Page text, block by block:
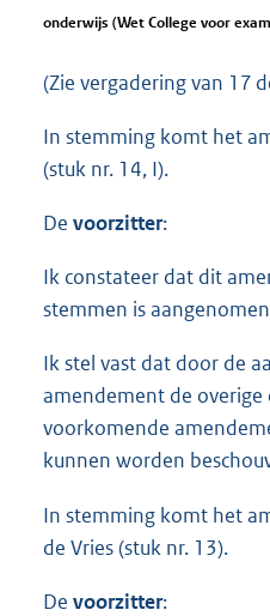
onderwijs (Wet College voor
(Zie vergadering van 17
In stemming komt het
(stuk nr. 14, I).
De voorzitter:
Ik constateer dat dit
stemmen is
Ik stel vast dat door de
amendement de overige
voorkomende
kunnen worden
In stemming komt het
de Vries (stuk nr. 13).
De voorzitter: